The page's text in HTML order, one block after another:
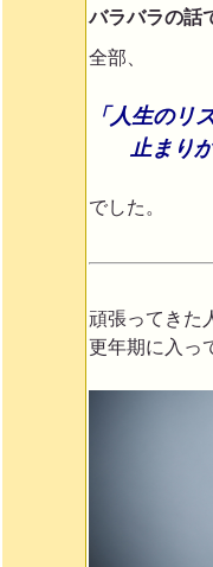
バラバラの話
全部、
「人生のリ
止まりか
でした。
頑張ってきた
更年期に入っ